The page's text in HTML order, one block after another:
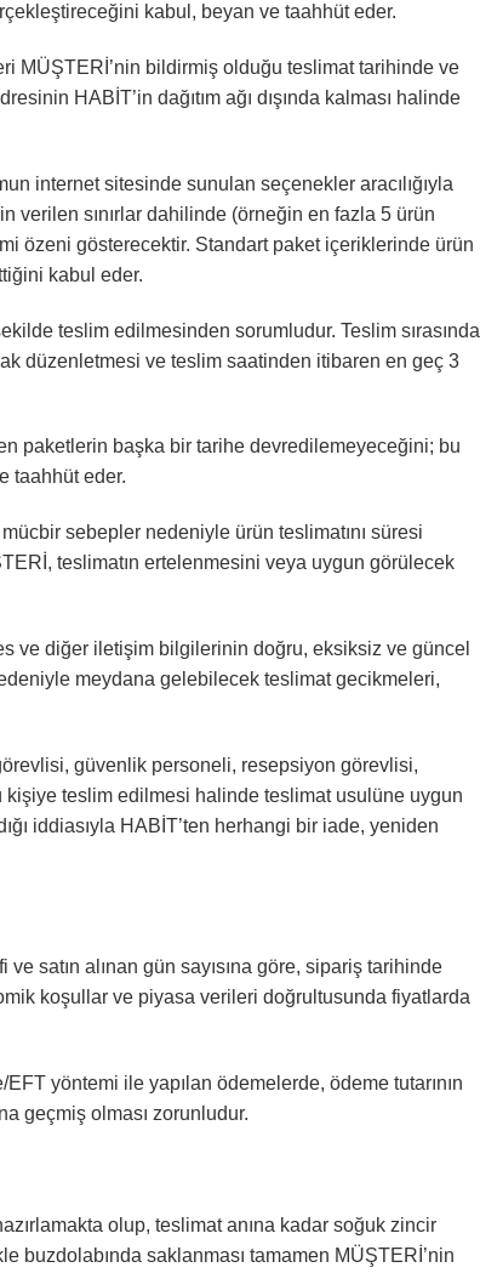
kabul, beyan ve taahhüt eder.
MÜŞTERİ’nin bildirmiş olduğu teslimat tarihinde ve
HABİT’in dağıtım ağı dışında kalması halinde
internet sitesinde sunulan seçenekler aracılığıyla
verilen sınırlar dahilinde (örneğin en fazla 5 ürün
özeni gösterecektir. Standart paket içeriklerinde ürün
kabul eder.
teslim edilmesinden sorumludur. Teslim sırasında
düzenletmesi ve teslim saatinden itibaren en geç 3
paketlerin başka bir tarihe devredilemeyeceğini; bu
taahhüt eder.
sebepler nedeniyle ürün teslimatını süresi
teslimatın ertelenmesini veya uygun görülecek
ve diğer iletişim bilgilerinin doğru, eksiksiz ve güncel
meydana gelebilecek teslimat gecikmeleri,
güvenlik personeli, resepsiyon görevlisi,
teslim edilmesi halinde teslimat usulüne uygun
iddiasıyla HABİT’ten herhangi bir iade, yeniden
satın alınan gün sayısına göre, sipariş tarihinde
koşullar ve piyasa verileri doğrultusunda fiyatlarda
yöntemi ile yapılan ödemelerde, ödeme tutarının
geçmiş olması zorunludur.
olup, teslimat anına kadar soğuk zincir
buzdolabında saklanması tamamen MÜŞTERİ’nin